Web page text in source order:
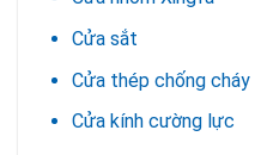
Cửa sắt
Cửa thép chống cháy
Cửa kính cường lực